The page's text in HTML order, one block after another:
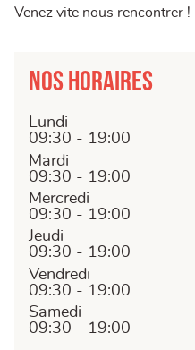
Venez vite nous rencontrer !
Nos horaires
Lundi
09:30 - 19:00
Mardi
09:30 - 19:00
Mercredi
09:30 - 19:00
Jeudi
09:30 - 19:00
Vendredi
09:30 - 19:00
Samedi
09:30 - 19:00